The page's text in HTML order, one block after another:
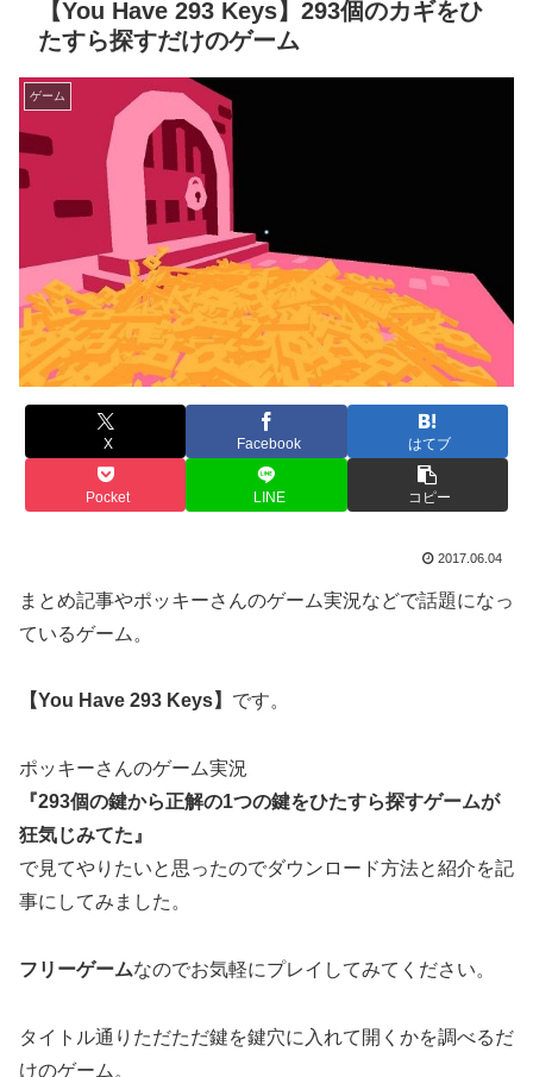
【You Have 293 Keys】293個のカギをひ
たすら探すだけのゲーム
ゲーム
X Facebook はてブ
Pocket LINE コピー
2017.06.04
まとめ記事やポッキーさんのゲーム実況などで話題になっ
ているゲーム。
【You Have 293 Keys】 です。
ポッキーさんのゲーム実況
『293個の鍵から正解の1つの鍵をひたすら探すゲームが
狂気じみてた』
で見てやりたいと思ったのでダウンロード方法と紹介を記
事にしてみました。
フリーゲームなのでお気軽にプレイしてみてください。
タイトル通りただただ鍵を鍵穴に入れて開くかを調べるだ
けのゲーム。